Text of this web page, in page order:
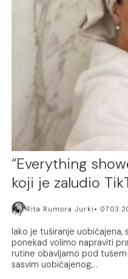
“Everything
koji je zaludio
Rita Rumora Jurki
Iako je tuširanje uobičajena,
ponekad volimo napraviti
rutine obavljamo pod
sasvim uobičajenog,...